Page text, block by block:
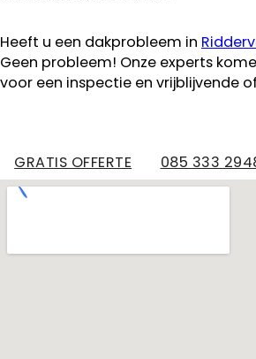
Heeft u een dakprobleem in
Geen probleem! Onze experts
voor een inspectie en vrijblijvende
GRATIS OFFERTE 085 333